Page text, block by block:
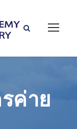
ค่าย